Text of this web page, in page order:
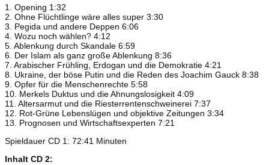
Abend
Menge
1. Opening 1:32
2. Ohne Flüchtlinge wäre alles super 3:30
3. Pegida und andere Deppen 6:06
4. Wozu noch wählen? 4:12
5. Ablenkung durch Skandale 6:59
6. Der Islam als ganz große Ablenkung 8:36
7. Arabischer Frühling, Erdogan und die Demokratie 4:21
8. Ukraine, der böse Putin und die Reden des Joachim Gauck 8:38
9. Opfer für die Menschenrechte 5:58
10. Merkels Duktus und die Ahnungslosigkeit 4:09
11. Altersarmut und die Riesterrentenschweinerei 7:37
12. Rot-Grüne Lebenslügen und objektive Zeitungen 3:34
13. Prognosen und Wirtschaftsexperten 7:21
Spieldauer CD 1: 72:41 Minuten
Inhalt CD 2: